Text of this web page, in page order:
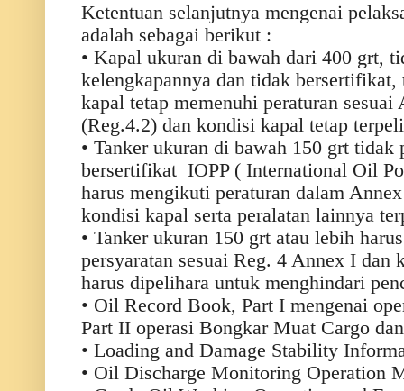
Ketentuan selanjutnya mengenai
adalah sebagai berikut :
• Kapal ukuran di bawah dari 400 grt,
kelengkapannya dan tidak bersertifikat,
kapal tetap memenuhi peraturan
(Reg.4.2) dan kondisi kapal tetap
• Tanker ukuran di bawah 150 grt tidak
bersertifikat IOPP ( International Oil
harus mengikuti peraturan dalam
kondisi kapal serta peralatan lainnya
• Tanker ukuran 150 grt atau lebih
persyaratan sesuai Reg. 4 Annex I dan
harus dipelihara untuk menghindari
• Oil Record Book, Part I mengenai
Part II operasi Bongkar Muat Cargo
• Loading and Damage Stability
• Oil Discharge Monitoring Operation